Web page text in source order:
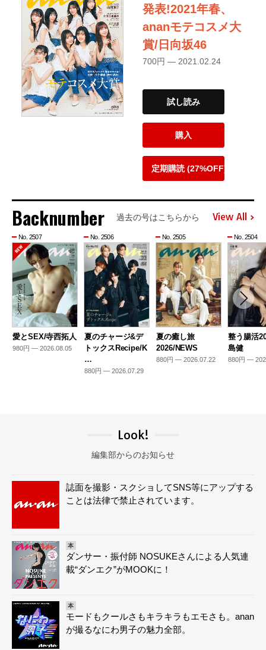
発表!2021年春、
ananモテコスメ大
賞/日向坂46
700円 — 2021.02.24
試し読み
購入
定期購読 (27%OFF)
Backnumber 過去の号はこちらから View All
No. 2507
愛とSEX/寺西拓人
980円 — 2026.08.05
No. 2506
夏のチャージ&デ
トックスRecipe/K
…
880円 — 2026.07.29
No. 2505
夏の癒し旅
2026/NEWS
880円 — 2026.07.22
No. 2504
整う腸活
島健
880円 —
Look!
編集部からのお知らせ
誌面を撮影・スクショしてSNS等にアップする
ことは法律で禁止されています。
本
ダンサー・振付師 NOSUKEさんによる人気連
載“ダンエク”がMOOKに！
本
モードもクールさもキラキラもエモさも。anan
が撮るなにわ男子の魅力全部。